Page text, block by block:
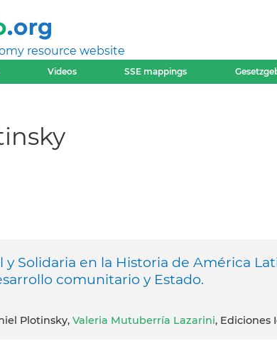
resource website
Videos SSE mappings
y Solidaria en la Historia de América
comunitario y Estado.
Plotinsky, Valeria Mutuberría Lazarini, Ediciones